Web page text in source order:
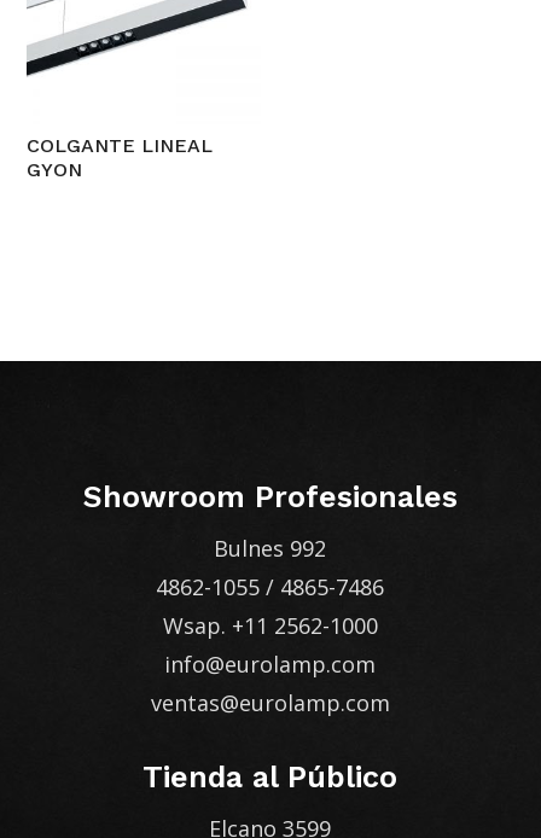
COLGANTE LINEAL
GYON
Showroom Profesionales
Bulnes 992
4862-1055 / 4865-7486
Wsap. +11 2562-1000
info@eurolamp.com
ventas@eurolamp.com
Tienda al Público
Elcano 3599